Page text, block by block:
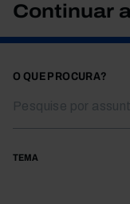
Continuar
O QUE PROCURA?
TEMA